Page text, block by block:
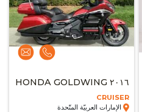
٢٠١٦ HONDA GOLDWING
CRUISER
الإمارات العربيّة المتّحدة